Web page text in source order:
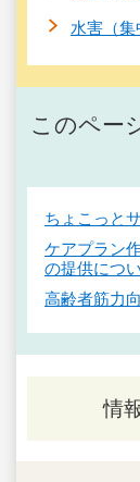
水害（集
このペー
ちょこっと
ケアプラン
の提供につ
高齢者筋力
情